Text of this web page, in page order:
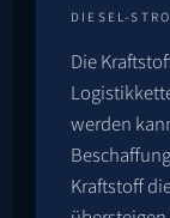
DIESEL-
Die
werden
Kraftstoff